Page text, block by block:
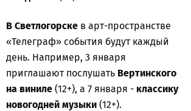
В Светлогорске в арт-пространстве
«Телеграф» события будут каждый
день. Например, 3 января
приглашают послушать Вертинского
на виниле (12+), а 7 января - классику
новогодней музыки (12+).